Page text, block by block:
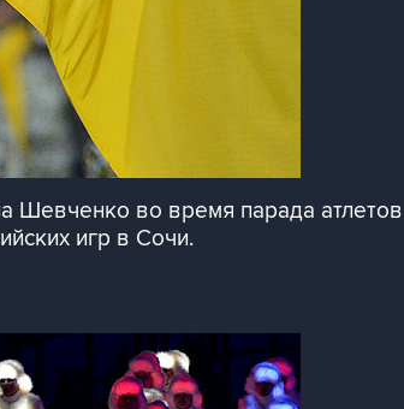
Шевченко во время парада
игр в Сочи.